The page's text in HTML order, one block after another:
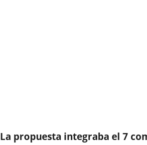
La propuesta integraba el 7